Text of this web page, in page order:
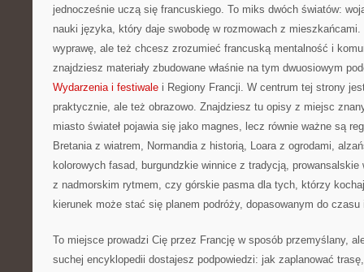
jednocześnie uczą się francuskiego. To miks dwóch światów:
nauki języka, który daje swobodę w rozmowach z
wyprawę, ale też chcesz zrozumieć francuską mentalność i
znajdziesz materiały zbudowane właśnie na tym dwuosiowym
Wydarzenia i festiwale i Regiony Francji. W centrum tej strony
praktycznie, ale też obrazowo. Znajdziesz tu opisy z miejsc
miasto świateł pojawia się jako magnes, lecz równie ważne są
Bretania z wiatrem, Normandia z historią, Loara z ogrodami,
kolorowych fasad, burgundzkie winnice z tradycją, prowansalskie
z nadmorskim rytmem, czy górskie pasma dla tych, którzy
kierunek może stać się planem podróży, dopasowanym do
To miejsce prowadzi Cię przez Francję w sposób przemyślany,
suchej encyklopedii dostajesz podpowiedzi: jak zaplanować